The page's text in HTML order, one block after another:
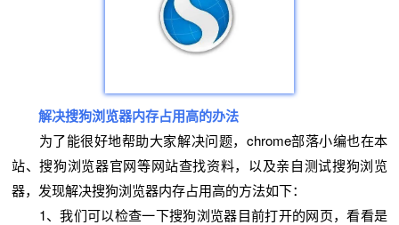
解决搜狗浏览器内存占用高的办法
为了能很好地帮助大家解决问题，chrome部落小编也在本
站、搜狗浏览器官网等网站查找资料，以及亲自测试搜狗浏览
器，发现解决搜狗浏览器内存占用高的方法如下：
1、我们可以检查一下搜狗浏览器目前打开的网页，看看是